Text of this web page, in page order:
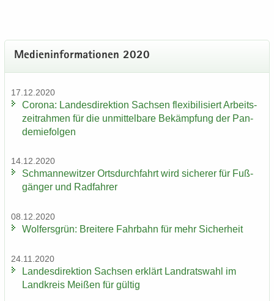
Me­di­en­in­for­ma­tio­nen 2020
17.12.2020
Co­ro­na: Lan­des­di­rek­ti­on Sach­sen fle­xi­bi­li­siert Ar­beits­
zeit­rah­men für die un­mit­tel­ba­re Be­kämp­fung der Pan­
de­mie­fol­gen
14.12.2020
Sch­man­ne­wit­zer Orts­durch­fahrt wird si­che­rer für Fuß­
gän­ger und Rad­fah­rer
08.12.2020
Wol­fers­grün: Brei­te­re Fahr­bahn für mehr Si­cher­heit
24.11.2020
Lan­des­di­rek­ti­on Sach­sen er­klärt Land­rats­wahl im
Land­kreis Mei­ßen für gül­tig